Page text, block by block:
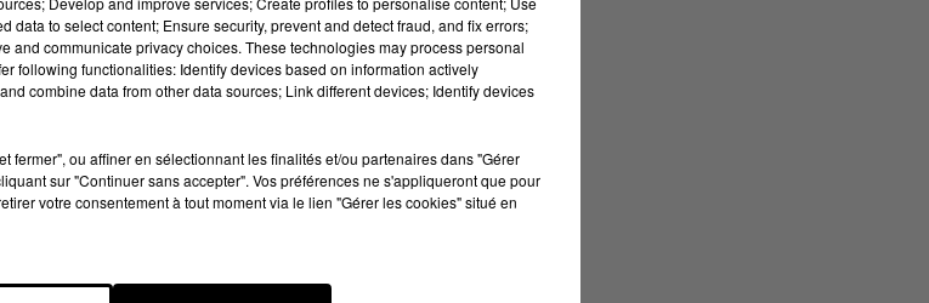
data to select content; Ensure security, prevent and detect fraud, and fix errors;
and communicate privacy choices. These technologies may process personal
following functionalities: Identify devices based on information actively
combine data from other data sources; Link different devices; Identify devices
fermer", ou affiner en sélectionnant les finalités et/ou partenaires dans "Gérer
sur "Continuer sans accepter". Vos préférences ne s'appliqueront que pour
votre consentement à tout moment via le lien "Gérer les cookies" situé en